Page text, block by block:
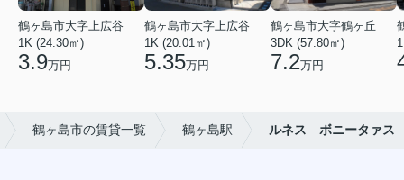
鶴ヶ島市大字上広谷
1K (24.30㎡)
3.9万円
鶴ヶ島市大字上広谷
1K (20.01㎡)
5.35万円
鶴ヶ島市大字鶴ヶ丘
3DK (57.80㎡)
7.2万円
鶴ヶ島市の賃貸一覧 鶴ヶ島駅 ルネス ボニータァス